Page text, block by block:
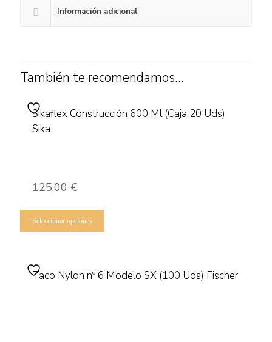
Información adicional
También te recomendamos…
Sikaflex Construcción 600 Ml (Caja 20 Uds)
Sika
125,00 €
Seleccionar opciones
opciones
Taco Nylon nº 6 Modelo SX (100 Uds) Fischer